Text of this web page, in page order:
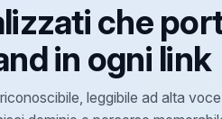
che
in ogni link
leggibile ad alta